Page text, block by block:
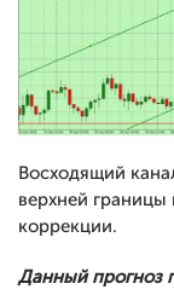
Восходящий
верхней
коррекции.
Данный прогноз